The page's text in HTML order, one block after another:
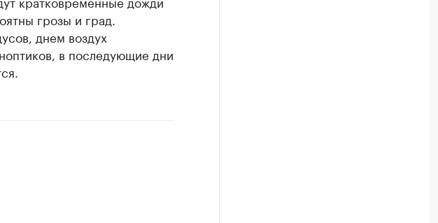
грозы и град.
днем воздух
в последующие дни